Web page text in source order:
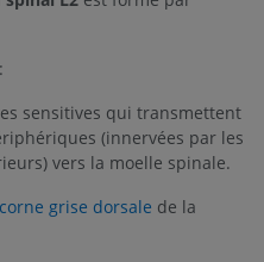
:
sensitives qui transmettent
(innervées par les
vers la moelle spinale.
corne grise dorsale de la